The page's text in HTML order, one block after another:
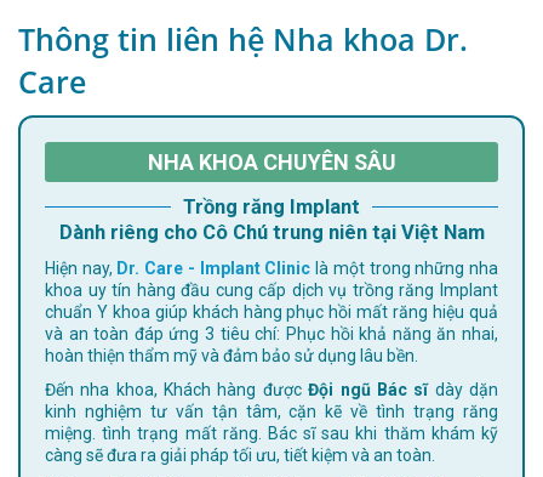
Thông tin liên hệ Nha khoa Dr.
Care
NHA KHOA CHUYÊN SÂU
Trồng răng Implant
Dành riêng cho Cô Chú trung niên tại Việt Nam
Hiện nay, Dr. Care - Implant Clinic là một trong những nha
khoa uy tín hàng đầu cung cấp dịch vụ trồng răng Implant
chuẩn Y khoa giúp khách hàng phục hồi mất răng hiệu quả
và an toàn đáp ứng 3 tiêu chí: Phục hồi khả năng ăn nhai,
hoàn thiện thẩm mỹ và đảm bảo sử dụng lâu bền.
Đến nha khoa, Khách hàng đượcĐội ngũ Bác sĩdày dặn
kinh nghiệm tư vấn tận tâm, cặn kẽ về tình trạng răng
miệng. tình trạng mất răng. Bác sĩ sau khi thăm khám kỹ
càng sẽ đưa ra giải pháp tối ưu, tiết kiệm và an toàn.